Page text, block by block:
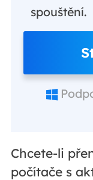
spouštění.
Chcete-li
počítače s